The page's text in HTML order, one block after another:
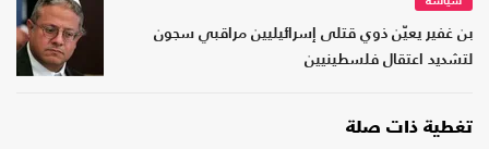
بن غفير يعيّن ذوي قتلى إسرائيليين مراقبي سجون
لتشديد اعتقال فلسطينيين
تغطية ذات صلة